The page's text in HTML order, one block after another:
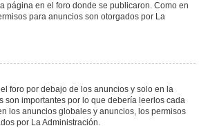
página en el foro donde se publicaron. Como en
para anuncios son otorgados por La
foro por debajo de los anuncios y solo en la
son importantes por lo que debería leerlos cada
los anuncios globales y anuncios, los permisos
por La Administración.